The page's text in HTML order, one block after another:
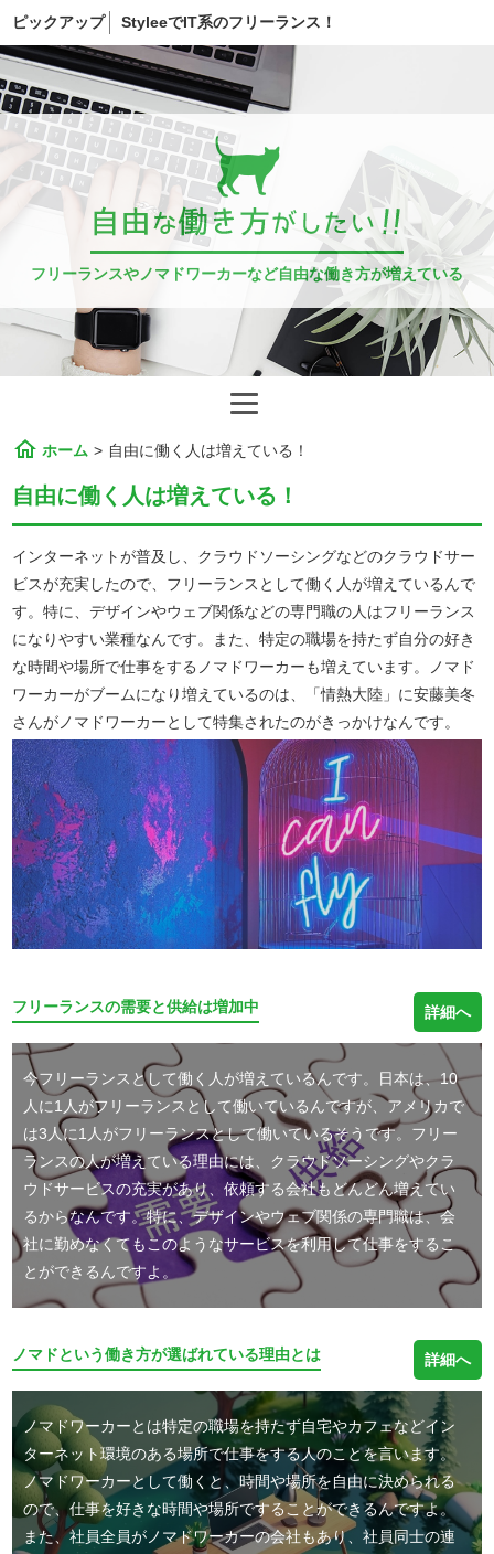
ピックアップ StyleeでIT系のフリーランス！
フリーランスやノマドワーカーなど自由な働き方が増えている
home ホーム > 自由に働く人は増えている！
自由に働く人は増えている！
インターネットが普及し、クラウドソーシングなどのクラウドサー
ビスが充実したので、フリーランスとして働く人が増えているんで
す。特に、デザインやウェブ関係などの専門職の人はフリーランス
になりやすい業種なんです。また、特定の職場を持たず自分の好き
な時間や場所で仕事をするノマドワーカーも増えています。ノマド
ワーカーがブームになり増えているのは、「情熱大陸」に安藤美冬
さんがノマドワーカーとして特集されたのがきっかけなんです。
フリーランスの需要と供給は増加中 詳細へ
今フリーランスとして働く人が増えているんです。日本は、10
人に1人がフリーランスとして働いているんですが、アメリカで
は3人に1人がフリーランスとして働いているそうです。フリー
ランスの人が増えている理由には、クラウドソーシングやクラ
ウドサービスの充実があり、依頼する会社もどんどん増えてい
るからなんです。特に、デザインやウェブ関係の専門職は、会
社に勤めなくてもこのようなサービスを利用して仕事をするこ
とができるんですよ。
ノマドという働き方が選ばれている理由とは 詳細へ
ノマドワーカーとは特定の職場を持たず自宅やカフェなどイン
ターネット環境のある場所で仕事をする人のことを言います。
ノマドワーカーとして働くと、時間や場所を自由に決められる
ので、仕事を好きな時間や場所ですることができるんですよ。
また、社員全員がノマドワーカーの会社もあり、社員同士の連